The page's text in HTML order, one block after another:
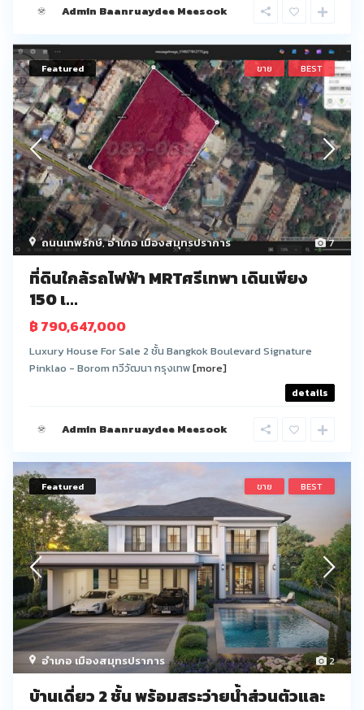
Admin Baanruaydee Meesook
7
ถนนเทพรักษ์,อำเภอ เมืองสมุทรปราการ
Featured ขาย BEST
ที่ดินใกล้รถไฟฟ้า MRTศรีเทพา เดินเพียง
150 เ...
฿ 790,647,000
Luxury House For Sale 2 ชั้น Bangkok Boulevard Signature
Pinklao - Borom ทวีวัฒนา กรุงเทพ[more]
details
Admin Baanruaydee Meesook
2
อำเภอ เมืองสมุทรปราการ
Featured ขาย BEST
บ้านเดี่ยว 2 ชั้น พร้อมสระว่ายน้ำส่วนตัวและ